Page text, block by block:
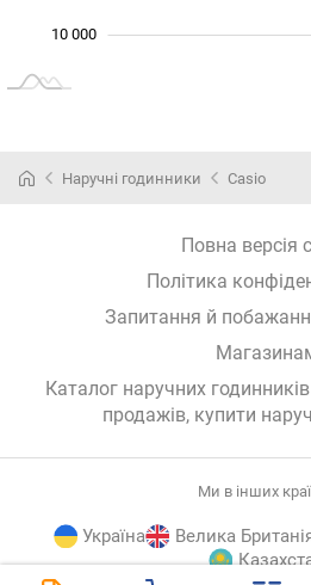
10 000
Наручні годинники Casio
Повна версія
Політика
Запитання й
Каталог наручних
продажів, купити
Ми в інших
Україна Велика